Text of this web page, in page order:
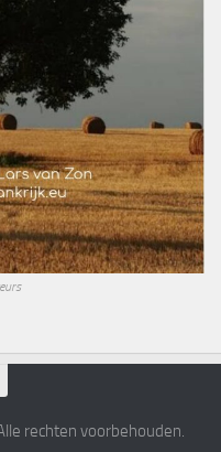
rechten voorbehouden.